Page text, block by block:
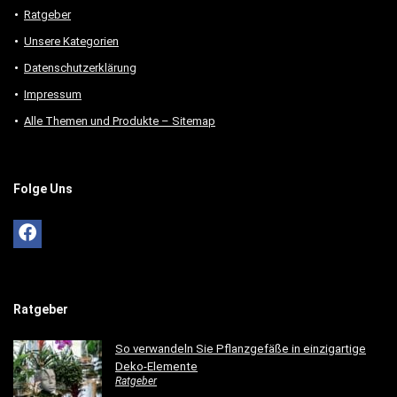
Ratgeber
Unsere Kategorien
Datenschutzerklärung
Impressum
Alle Themen und Produkte – Sitemap
Folge Uns
Ratgeber
So verwandeln Sie Pflanzgefäße in einzigartige
Deko-Elemente
Ratgeber